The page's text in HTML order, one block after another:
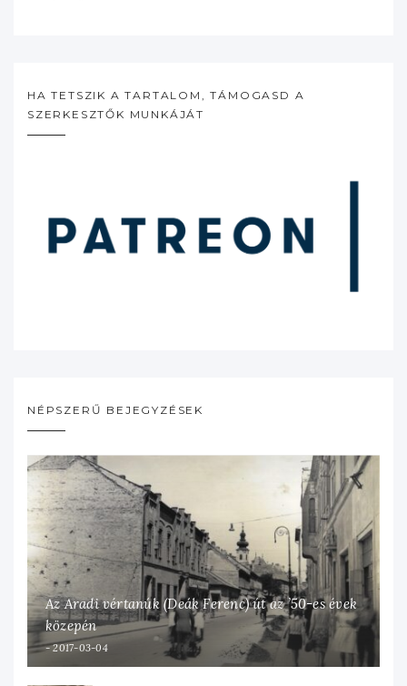
HA TETSZIK A TARTALOM, TÁMOGASD A
SZERKESZTŐK MUNKÁJÁT
NÉPSZERŰ BEJEGYZÉSEK
Az Aradi vértanúk (Deák Ferenc) út az ’50-es évek
közepén
2017-03-04